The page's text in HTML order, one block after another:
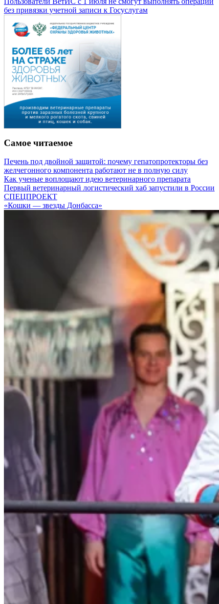
без привязки учетной записи к Госуслугам
Самое читаемое
Печень под двойной защитой: почему гепатопротекторы без
желчегонного компонента работают не в полную силу
Как ученые воплощают идею ветеринарного препарата
Первый ветеринарный логистический хаб запустили в России
СПЕЦПРОЕКТ
«Кошки — звезды Донбасса»